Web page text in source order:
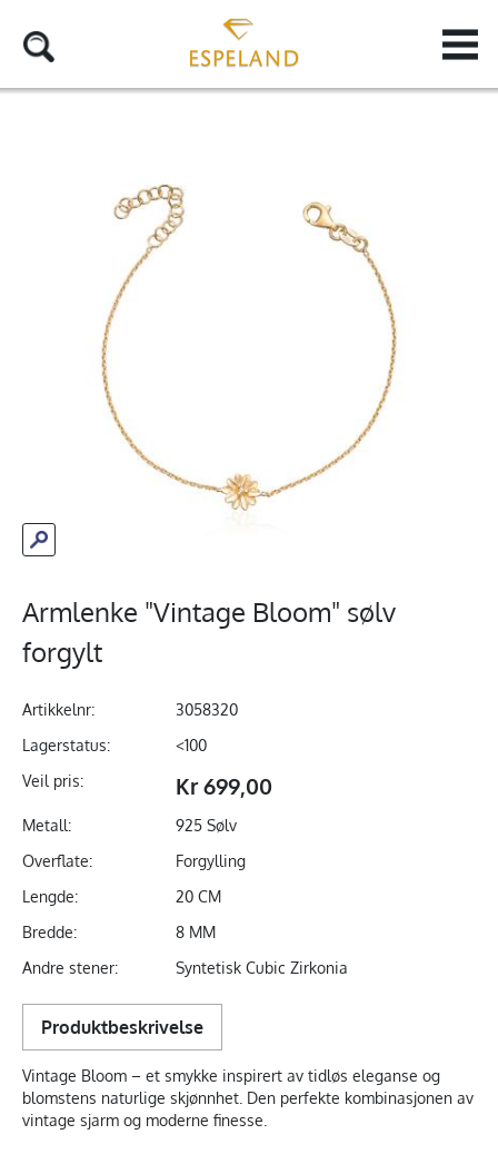
Armlenke "Vintage Bloom" sølv
forgylt
Artikkelnr:
3058320
Lagerstatus:
<100
Veil pris:
Kr 699,00
Metall:
925 Sølv
Overflate:
Forgylling
Lengde:
20 CM
Bredde:
8 MM
Andre stener:
Syntetisk Cubic Zirkonia
Produktbeskrivelse
Vintage Bloom – et smykke inspirert av tidløs eleganse og
blomstens naturlige skjønnhet. Den perfekte kombinasjonen av
vintage sjarm og moderne finesse.